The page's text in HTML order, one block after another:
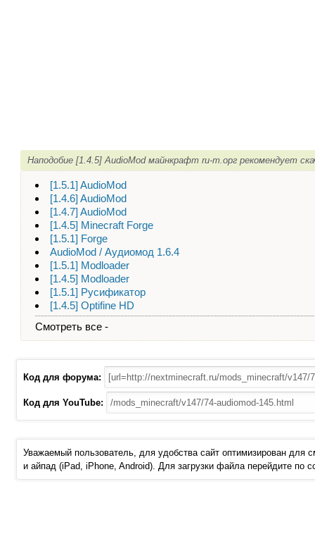
Наподобие [1.4.5] AudioMod майнкрафт ru-m.орг рекомендует
[1.5.1] AudioMod
[1.4.6] AudioMod
[1.4.7] AudioMod
[1.4.5] Minecraft Forge
[1.5.1] Forge
AudioMod / Аудиомод 1.6.4
[1.5.1] Modloader
[1.4.5] Modloader
[1.5.1] Русификатор
[1.4.5] Optifine HD
Смотреть все -
Код для форума:
Код для YouTube:
Уважаемый пользователь, для удобства сайт оптимизирован для
и айпад (iPad, iPhone, Android). Для загрузки файла перейдите по